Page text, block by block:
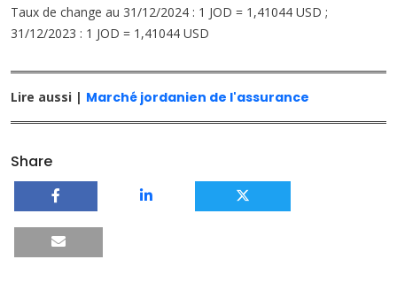
Taux de change au 31/12/2024 : 1 JOD = 1,41044 USD ;
31/12/2023 : 1 JOD = 1,41044 USD
Lire aussi | Marché jordanien de l'assurance
Share